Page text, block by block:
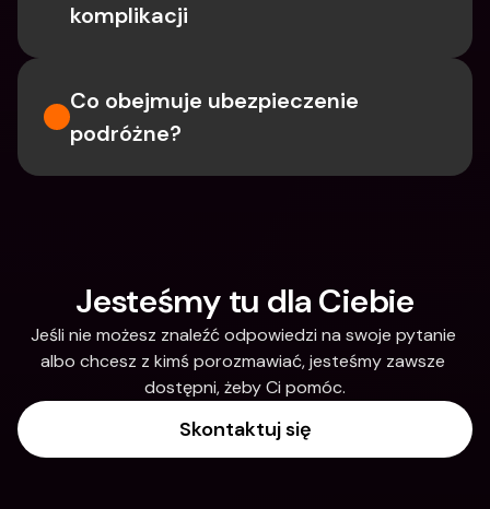
komplikacji
Co obejmuje ubezpieczenie
podróżne?
Jesteśmy tu dla Ciebie
Jeśli nie możesz znaleźć odpowiedzi na swoje pytanie
albo chcesz z kimś porozmawiać, jesteśmy zawsze
dostępni, żeby Ci pomóc.
Skontaktuj się